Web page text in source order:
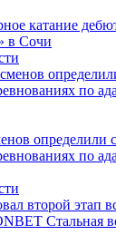
катание
в Сочи
определили
по